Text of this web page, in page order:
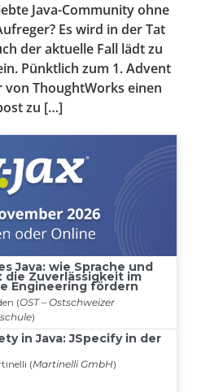
Java-Community ohne
Es wird in der Tat
der aktuelle Fall lädt zu
Pünktlich zum 1. Advent
von ThoughtWorks einen
zu […]